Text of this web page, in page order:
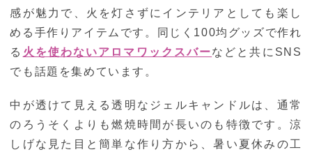
感が魅力で、火を灯さずにインテリアとしても楽し
める手作りアイテムです。同じく100均グッズで作れ
る 火を使わないアロマワックスバーなどと共にSNS
でも話題を集めています。
中が透けて見える透明なジェルキャンドルは、通常
のろうそくよりも燃焼時間が長いのも特徴です。涼
しげな見た目と簡単な作り方から、暑い夏休みの工